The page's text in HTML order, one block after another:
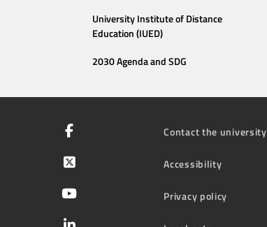
University Institute of Distance
Education (IUED)
2030 Agenda and SDG
Contact the university
Accessibility
Privacy policy